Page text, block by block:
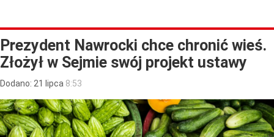
Prezydent Nawrocki chce chronić wieś.
Złożył w Sejmie swój projekt ustawy
Dodano: 21 lipca 8:53